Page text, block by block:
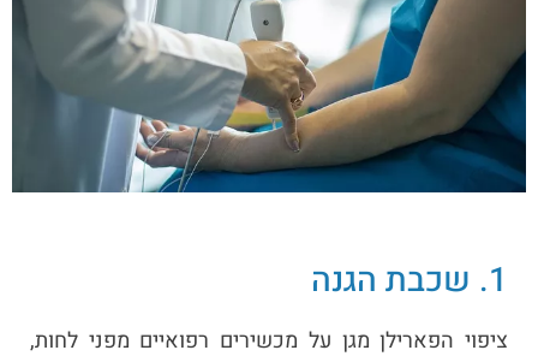
1. שכבת הגנה
ציפוי הפארילן מגן על מכשירים רפואיים מפני לחות,